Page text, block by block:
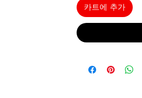
카트에 추가